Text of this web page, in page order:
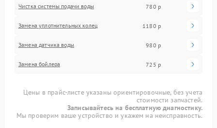
Чистка системы подачи воды 780 р
Замена уплотнительных колец 1180 р
Замена датчика воды 980 р
Замена бойлера 725 р
Цены в прайс-листе указаны ориентировочные, без учета
стоимости запчастей.
Записывайтесь на бесплатную диагностику.
Мы проверим ваше устройство и укажем на неисправность.